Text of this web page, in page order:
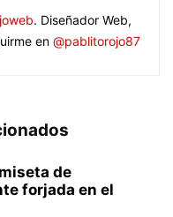
. Diseñador Web,
en @pablitorojo87
de
forjada en el